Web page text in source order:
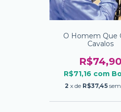
O Homem Que
Cavalos
R$74,90
R$71,16 com
2 x de R$37,45